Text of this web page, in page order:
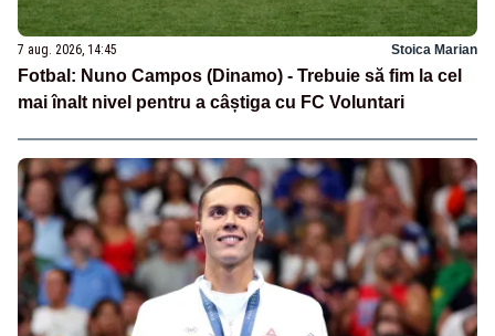
7 aug. 2026, 14:45 Stoica Marian
Fotbal: Nuno Campos (Dinamo) - Trebuie să fim la cel
mai înalt nivel pentru a câștiga cu FC Voluntari